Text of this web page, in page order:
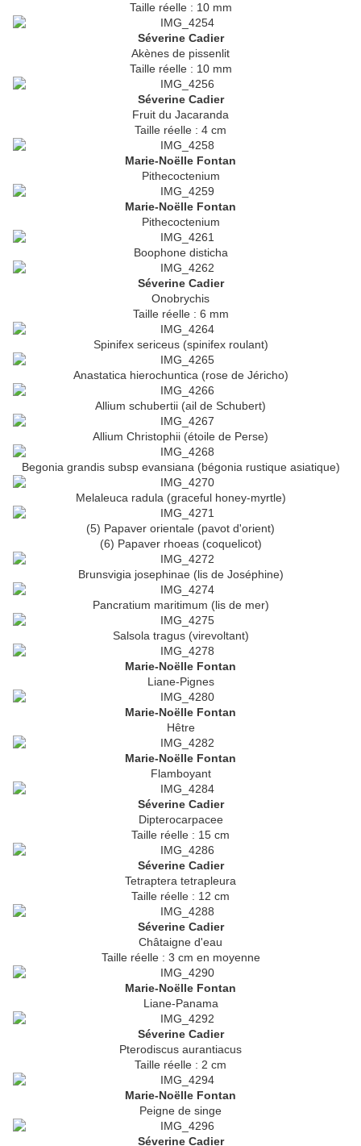
Taille réelle : 10 mm
Séverine Cadier
Akènes de pissenlit
Taille réelle : 10 mm
Séverine Cadier
Fruit du Jacaranda
Taille réelle : 4 cm
Marie-Noëlle Fontan
Pithecoctenium
Marie-Noëlle Fontan
Pithecoctenium
Boophone disticha
Séverine Cadier
Onobrychis
Taille réelle : 6 mm
Spinifex sericeus (spinifex roulant)
Anastatica hierochuntica (rose de Jéricho)
Allium schubertii (ail de Schubert)
Allium Christophii (étoile de Perse)
Begonia grandis subsp evansiana (bégonia rustique asiatique)
Melaleuca radula (graceful honey-myrtle)
(5) Papaver orientale (pavot d'orient)
(6) Papaver rhoeas (coquelicot)
Brunsvigia josephinae (lis de Joséphine)
Pancratium maritimum (lis de mer)
Salsola tragus (virevoltant)
Marie-Noëlle Fontan
Liane-Pignes
Marie-Noëlle Fontan
Hêtre
Marie-Noëlle Fontan
Flamboyant
Séverine Cadier
Dipterocarpacee
Taille réelle : 15 cm
Séverine Cadier
Tetraptera tetrapleura
Taille réelle : 12 cm
Séverine Cadier
Châtaigne d'eau
Taille réelle : 3 cm en moyenne
Marie-Noëlle Fontan
Liane-Panama
Séverine Cadier
Pterodiscus aurantiacus
Taille réelle : 2 cm
Marie-Noëlle Fontan
Peigne de singe
Séverine Cadier